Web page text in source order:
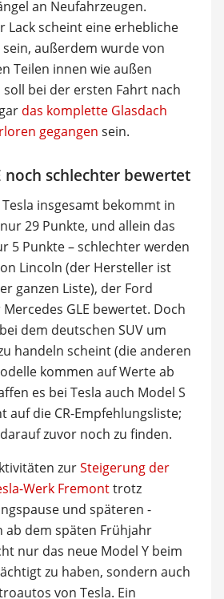
an Neufahrzeugen.
Lack scheint eine erhebliche
sein, außerdem wurde von
Teilen innen wie außen
bei der ersten Fahrt nach
das komplette Glasdach
gegangen sein.
noch schlechter bewertet
insgesamt bekommt in
29 Punkte, und allein das
5 Punkte – schlechter werden
Lincoln (der Hersteller ist
ganzen Liste), der Ford
GLE bewertet. Doch
dem deutschen SUV um
handeln scheint (die anderen
kommen auf Werte ab
es bei Tesla auch Model S
auf die CR-Empfehlungsliste;
zuvor noch zu finden.
zurSteigerung der
Werk Fremonttrotz
und späteren -
ab dem späten Frühjahr
nur das neue Model Y beim
zu haben, sondern auch
von Tesla. Ein